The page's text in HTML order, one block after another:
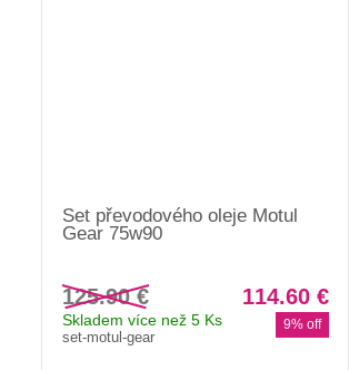
Set převodového oleje Motul
Gear 75w90
125.90 € 114.60 €
9% off
Skladem více než 5 Ks
set-motul-gear